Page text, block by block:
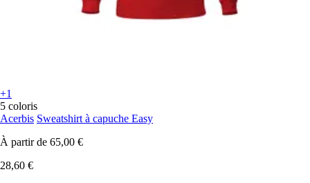
+1
5 coloris
Acerbis Sweatshirt à capuche Easy
À partir de 65,00 €
28,60 €